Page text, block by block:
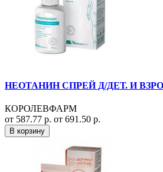
НЕОТАНИН СПРЕЙ Д/ДЕТ. И
КОРОЛЕВФАРМ
от 587.77 р. от 691.50 р.
В корзину